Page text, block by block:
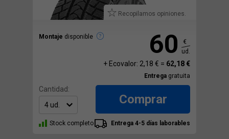
Recopilamos opiniones.
Montaje disponible 60
€
ud.
+ Ecovalor: 2,18 € = 62,18 €
Entrega gratuita
Cantidad:
Comprar
Stock completo Entrega 4-5 días laborables